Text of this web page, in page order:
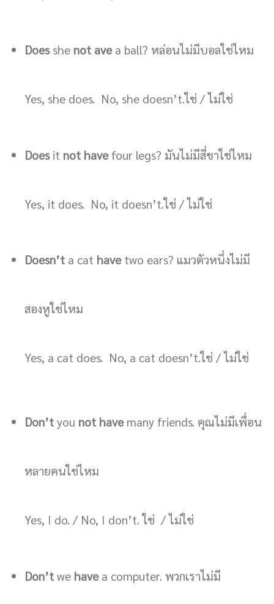
Doesshenot avea ball? หล่อนไม่มีบอลใช่ไหม
Yes, she does. No, she doesn’t.ใช่ / ไม่ใช่
Doesit not havefour legs? มันไม่มีสี่ขาใช่ไหม
Yes, it does. No, it doesn’t.ใช่ / ไม่ใช่
Doesn’ta cat havetwo ears? แมวตัวหนึ่งไม่มี
สองหูใช่ไหม
Yes, a cat does. No, a cat doesn’t.ใช่ / ไม่ใช่
Don’tyou not havemany friends. คุณไม่มีเพื่อน
หลายคนใช่ไหม
Yes, I do. / No, I don’t. ใช่ / ไม่ใช่
Don’twe havea computer. พวกเราไม่มี